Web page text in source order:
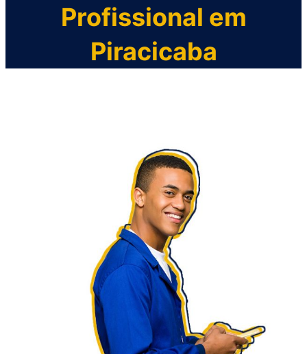
Profissional em
Piracicaba